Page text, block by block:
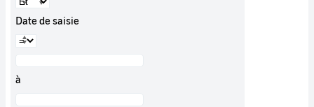
Date de saisie
à